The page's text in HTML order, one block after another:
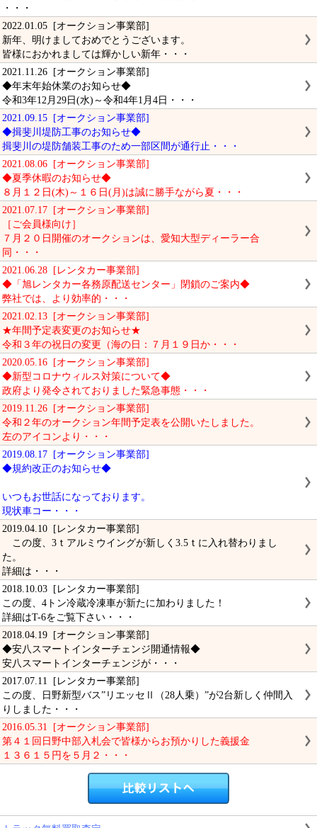
・・・
2022.01.05 [オークション事業部]
新年、明けましておめでとうございます。
皆様におかれましては輝かしい新年・・・
2021.11.26 [オークション事業部]
◆年末年始休業のお知らせ◆
令和3年12月29日(水)～令和4年1月4日・・・
2021.09.15 [オークション事業部]
◆揖斐川堤防工事のお知らせ◆
揖斐川の堤防舗装工事のため一部区間が通行止・・・
2021.08.06 [オークション事業部]
◆夏季休暇のお知らせ◆
８月１２日(木)～１６日(月)は誠に勝手ながら夏・・・
2021.07.17 [オークション事業部]
［ご会員様向け］
７月２０日開催のオークションは、愛知大型ディーラー合
同・・・
2021.06.28 [レンタカー事業部]
◆「旭レンタカー各務原配送センター」閉鎖のご案内◆
弊社では、より効率的・・・
2021.02.13 [オークション事業部]
★年間予定表変更のお知らせ★
令和３年の祝日の変更（海の日：７月１９日か・・・
2020.05.16 [オークション事業部]
◆新型コロナウィルス対策について◆
政府より発令されておりました緊急事態・・・
2019.11.26 [オークション事業部]
令和２年のオークション年間予定表を公開いたしました。
左のアイコンより・・・
2019.08.17 [オークション事業部]
◆規約改正のお知らせ◆
いつもお世話になっております。
現状車コー・・・
2019.04.10 [レンタカー事業部]
この度、3ｔアルミウイングが新しく3.5ｔに入れ替わりまし
た。
詳細は・・・
2018.10.03 [レンタカー事業部]
この度、4トン冷蔵冷凍車が新たに加わりました！
詳細はT-6をご覧下さい・・・
2018.04.19 [オークション事業部]
◆安八スマートインターチェンジ開通情報◆
安八スマートインターチェンジが・・・
2017.07.11 [レンタカー事業部]
この度、日野新型バス”リエッセⅡ（28人乗）”が2台新しく仲間入
りしました・・・
2016.05.31 [オークション事業部]
第４１回日野中部入札会で皆様からお預かりした義援金
１３６１５円を５月２・・・